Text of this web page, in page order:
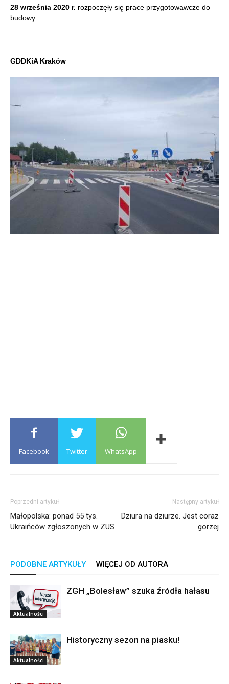
28 września 2020 r. rozpoczęły się prace przygotowawcze do
budowy.
GDDKiA Kraków
Facebook Twitter WhatsApp
Poprzedni artykuł
Małopolska: ponad 55 tys.
Ukraińców zgłoszonych w ZUS
Następny artykuł
Dziura na dziurze. Jest coraz
gorzej
PODOBNE ARTYKUŁY WIĘCEJ OD AUTORA
Aktualności
ZGH „Bolesław” szuka źródła hałasu
Aktualności
Historyczny sezon na piasku!